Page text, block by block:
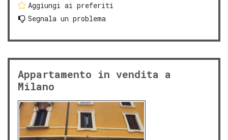
Aggiungi ai preferiti
Segnala un problema
Appartamento in vendita a
Milano